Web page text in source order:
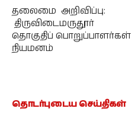
தலைமை அறிவிப்பு:
திருவிடைமருதூர்
தொகுதிப் பொறுப்பாளர்கள்
நியமனம்
தொடர்புடைய செய்திகள்